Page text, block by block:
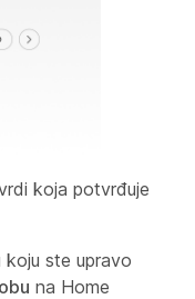
koja potvrđuje
koju ste upravo
na Home